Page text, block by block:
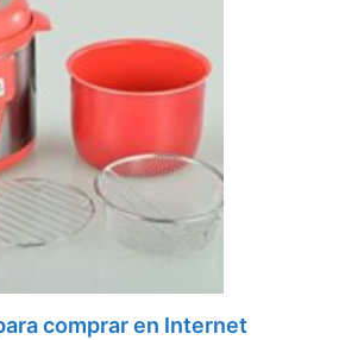
comprar en Internet